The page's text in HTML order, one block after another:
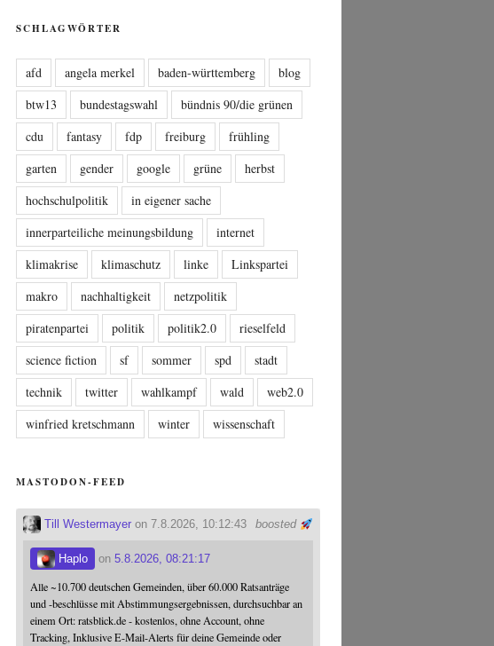
SCHLAGWÖRTER
afd angela merkel baden-württemberg
blog
btw13
bundestagswahl
bündnis 90/die grünen
cdu
fantasy fdp freiburg
frühling
garten
gender google grüne
herbst
hochschulpolitik
in eigener sache
innerparteiliche meinungsbildung
internet
klimakrise
klimaschutz linke
Linkspartei
makro
nachhaltigkeit
netzpolitik
piratenpartei
politik politik2.0
rieselfeld
science fiction
sf sommer spd
stadt
technik
twitter wahlkampf wald
web2.0
winfried kretschmann
winter wissenschaft
MASTODON-FEED
boosted
Till Westermayer on 7.8.2026, 10:12:43
Haplo on5.8.2026, 08:21:17
Alle ~10.700 deutschen Gemeinden, über 60.000 Ratsanträge
und -beschlüsse mit Abstimmungsergebnissen, durchsuchbar an
einem Ort: ratsblick.de - kostenlos, ohne Account, ohne
Tracking, Inklusive E-Mail-Alerts für deine Gemeinde oder